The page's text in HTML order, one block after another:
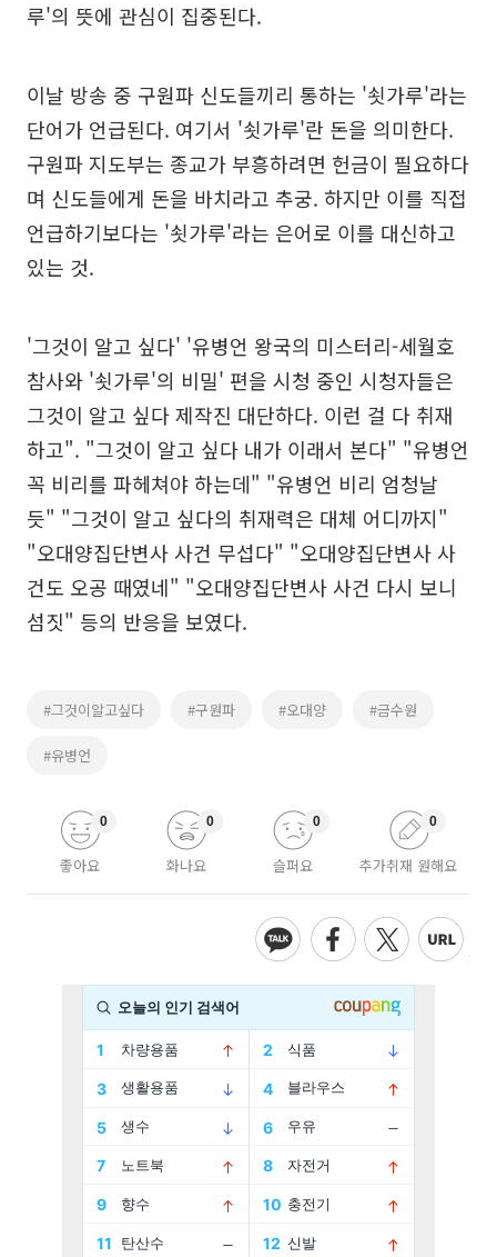
루'의 뜻에 관심이 집중된다.
이날 방송 중 구원파 신도들끼리 통하는 '쇳가루'라는
단어가 언급된다. 여기서 '쇳가루'란 돈을 의미한다.
구원파 지도부는 종교가 부흥하려면 헌금이 필요하다
며 신도들에게 돈을 바치라고 추궁. 하지만 이를 직접
언급하기보다는 '쇳가루'라는 은어로 이를 대신하고
있는 것.
'그것이 알고 싶다' '유병언 왕국의 미스터리-세월호
참사와 '쇳가루'의 비밀' 편을 시청 중인 시청자들은
그것이 알고 싶다 제작진 대단하다. 이런 걸 다 취재
하고". "그것이 알고 싶다 내가 이래서 본다" "유병언
꼭 비리를 파헤쳐야 하는데" "유병언 비리 엄청날
듯" "그것이 알고 싶다의 취재력은 대체 어디까지"
"오대양집단변사 사건 무섭다" "오대양집단변사 사
건도 오공 때였네" "오대양집단변사 사건 다시 보니
섬짓" 등의 반응을 보였다.
#그것이알고싶다 #구원파 #오대양 #금수원
#유병언
좋아요
0
화나요
0
슬퍼요
0
추가취재 원해요
0